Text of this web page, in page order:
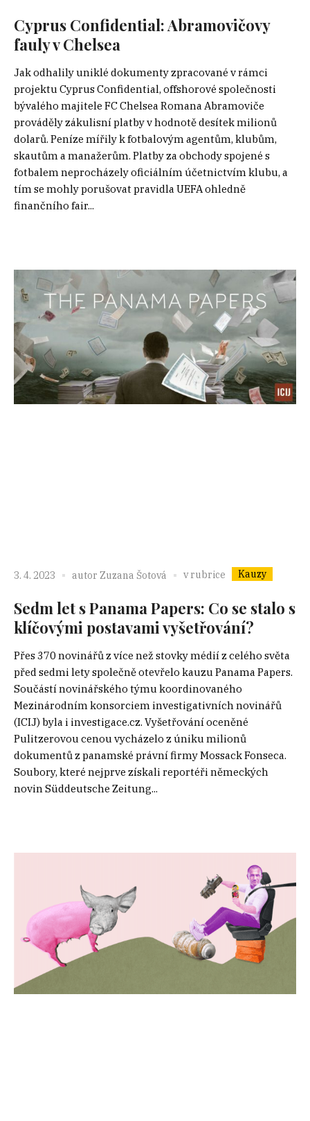
Cyprus Confidential: Abramovičovy
fauly v Chelsea
Jak odhalily uniklé dokumenty zpracované v rámci
projektu Cyprus Confidential, offshorové společnosti
bývalého majitele FC Chelsea Romana Abramoviče
prováděly zákulisní platby v hodnotě desítek milionů
dolarů. Peníze mířily k fotbalovým agentům, klubům,
skautům a manažerům. Platby za obchody spojené s
fotbalem neprocházely oficiálním účetnictvím klubu, a
tím se mohly porušovat pravidla UEFA ohledně
finančního fair...
3. 4. 2023 autor Zuzana Šotová v rubrice Kauzy
Sedm let s Panama Papers: Co se stalo s
klíčovými postavami vyšetřování?
Přes 370 novinářů z více než stovky médií z celého světa
před sedmi lety společně otevřelo kauzu Panama Papers.
Součástí novinářského týmu koordinovaného
Mezinárodním konsorciem investigativních novinářů
(ICIJ) byla i investigace.cz. Vyšetřování oceněné
Pulitzerovou cenou vycházelo z úniku milionů
dokumentů z panamské právní firmy Mossack Fonseca.
Soubory, které nejprve získali reportéři německých
novin Süddeutsche Zeitung...